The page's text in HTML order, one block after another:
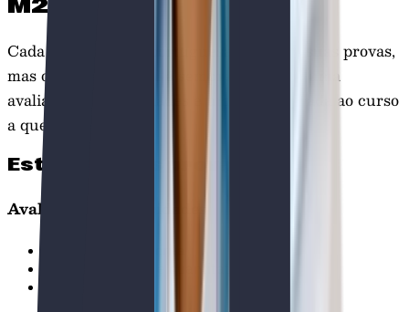
M23
Cada universidade portuguesa define as suas provas,
mas o esquema geral é sempre o mesmo: uma
avaliação de capacidades e uma prova ligada ao curso
a que te candidatas.
Estrutura das provas
Avaliação de capacidades
Raciocínio lógico e quantitativo